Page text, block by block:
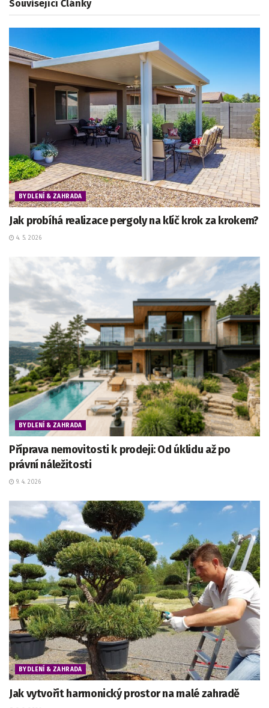
Související Články
BYDLENÍ & ZAHRADA
Jak probíhá realizace pergoly na klíč krok za krokem?
4. 5. 2026
BYDLENÍ & ZAHRADA
Příprava nemovitosti k prodeji: Od úklidu až po
právní náležitosti
9. 4. 2026
BYDLENÍ & ZAHRADA
Jak vytvořit harmonický prostor na malé zahradě